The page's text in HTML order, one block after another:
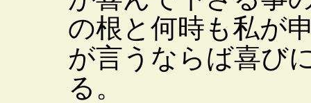
の根と何時も私が
が言うならば喜び
る。